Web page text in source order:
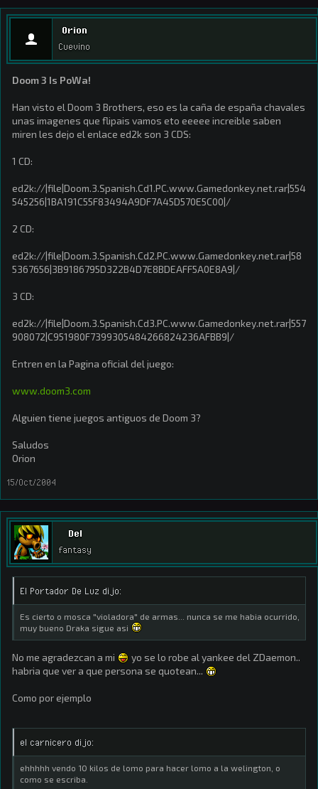
Orion
Cuevino
Doom 3 Is PoWa!
Han visto el Doom 3 Brothers, eso es la caña de españa chavales
unas imagenes que flipais vamos eto eeeee increible saben
miren les dejo el enlace ed2k son 3 CDS:
1 CD:
ed2k://|file|Doom.3.Spanish.Cd1.PC.www.Gamedonkey.net.rar|554
545256|1BA191C55F83494A9DF7A45D570E5C00|/
2 CD:
ed2k://|file|Doom.3.Spanish.Cd2.PC.www.Gamedonkey.net.rar|58
5367656|3B9186795D322B4D7E8BDEAFF5A0E8A9|/
3 CD:
ed2k://|file|Doom.3.Spanish.Cd3.PC.www.Gamedonkey.net.rar|557
908072|C951980F7399305484266824236AFBB9|/
Entren en la Pagina oficial del juego:
www.doom3.com
Alguien tiene juegos antiguos de Doom 3?
Saludos
Orion
15/Oct/2004
Del
fantasy
El Portador De Luz dijo:
Es cierto o mosca "violadora" de armas... nunca se me habia ocurrido,
muy bueno Draka sigue asi
No me agradezcan a mi
yo se lo robe al yankee del ZDaemon..
habria que ver a que persona se quotean...
Como por ejemplo
el carnicero dijo:
ehhhhh vendo 10 kilos de lomo para hacer lomo a la welington, o
como se escriba.